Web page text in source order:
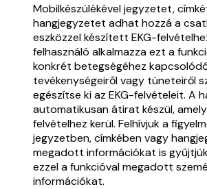
Mobilkészülékével jegyzetet,
hangjegyzetet adhat hozzá a
eszközzel készített EKG-
felhasználó alkalmazza ezt a
konkrét betegségéhez
tevékenységeiről vagy tüneteiről
egészítse ki az EKG-felvételeit. A
automatikusan átirat készül,
felvételhez kerül. Felhívjuk a
jegyzetben, címkében vagy
megadott információkat is
ezzel a funkcióval megadott
információkat.